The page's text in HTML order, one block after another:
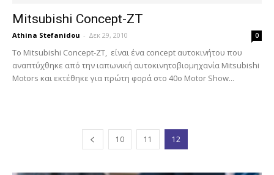
Mitsubishi Concept-ZT
Athina Stefanidou - Δεκ 29, 2010 0
Το Mitsubishi Concept-ZT, είναι ένα concept αυτοκινήτου που
αναπτύχθηκε από την ιαπωνική αυτοκινητοβιομηχανία Mitsubishi
Motors και εκτέθηκε για πρώτη φορά στο 40ο Motor Show...
10 11 12